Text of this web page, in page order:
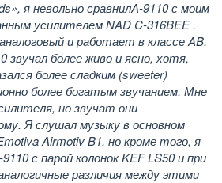
я невольно сравнилA-9110 с моим
усилителем NAD C-316BEE .
и работает в классе AB.
звучал более живо и ясно, хотя,
более сладким (sweeter)
более богатым звучанием. Мне
но звучат они
Я слушал музыку в основном
Airmotiv B1, но кроме того, я
с парой колонок KEF LS50 и при
различия между этими